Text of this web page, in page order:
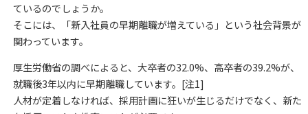
ているのでしょうか。
そこには、「新入社員の早期離職が増えている」という社会背景が
関わっています。
厚生労働省の調べによると、大卒者の32.0%、高卒者の39.2%が、
就職後3年以内に早期離職しています。[注1]
人材が定着しなければ、採用計画に狂いが生じるだけでなく、新た